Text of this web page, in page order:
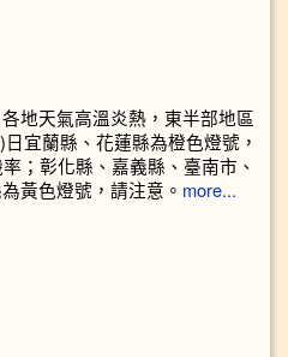
地天氣高溫炎熱，東半部地區
宜蘭縣、花蓮縣為橙色燈號，
；彰化縣、嘉義縣、臺南市、
黃色燈號，請注意。 more...